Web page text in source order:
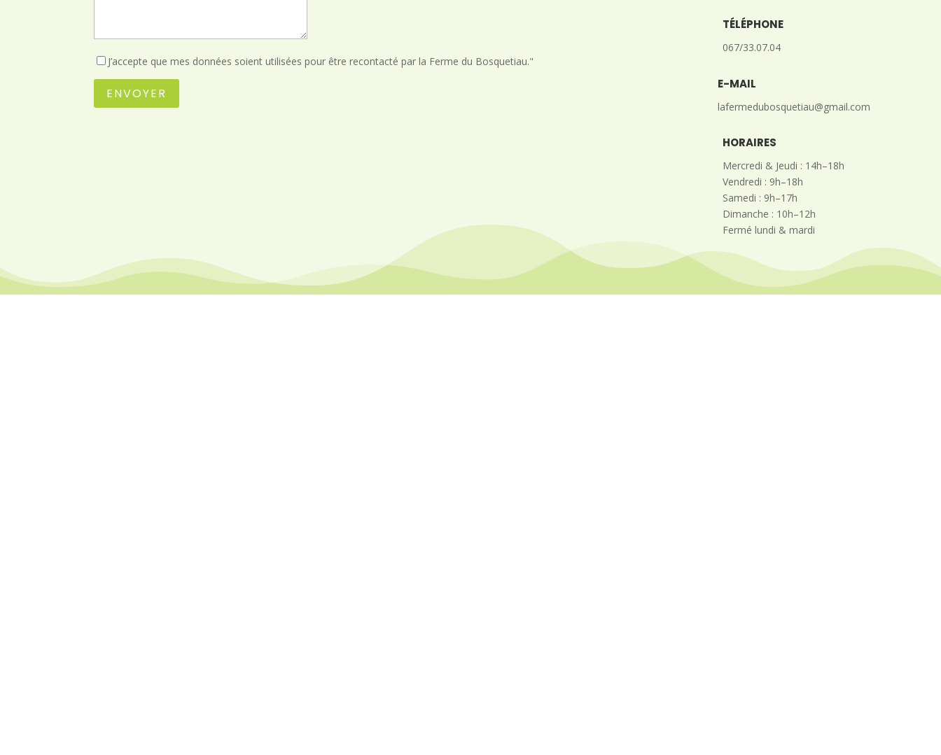
J’accepte que mes données soient utilisées pour être recontacté par la Ferme du Bosquetiau."
ENVOYER
TÉLÉPHONE
067/33.07.04
E-MAIL
lafermedubosquetiau@gmail.com
HORAIRES
Mercredi & Jeudi : 14h–18h
Vendredi : 9h–18h
Samedi : 9h–17h
Dimanche : 10h–12h
Fermé lundi & mardi